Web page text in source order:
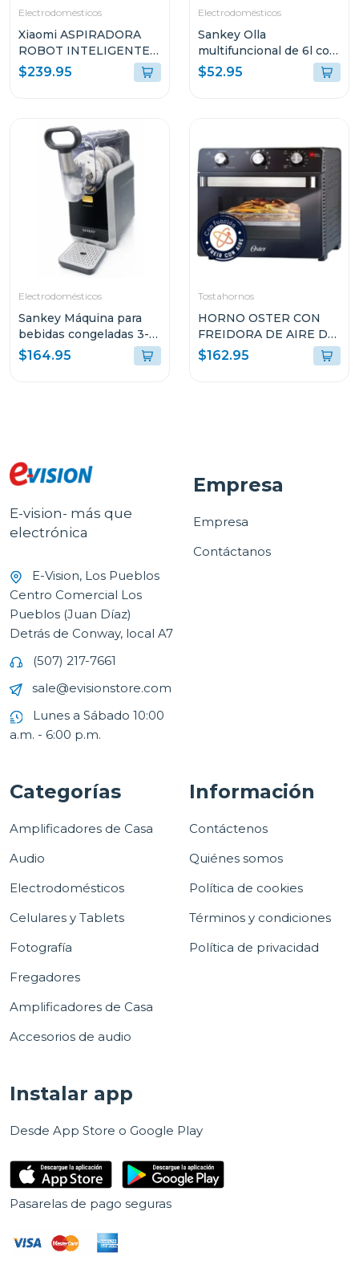
Electrodomésticos
Xiaomi ASPIRADORA
ROBOT INTELIGENTE
2-EN-1 SUCCIÓN
10000PA SENSOR LDS
$239.95
Electrodomésticos
Sankey Olla
multifuncional de 6l con
15 funciones para
cocinar ke65d
$52.95
Electrodomésticos
Sankey Máquina para
bebidas congeladas 3-
en-1 con pantalla tactil
sl2001
$164.95
Tostahornos
HORNO OSTER CON
FREIDORA DE AIRE DE
22L CON
RECUBRIMIENTO
$162.95
E-vision- más que
electrónica
E-Vision, Los Pueblos
Centro Comercial Los
Pueblos (Juan Díaz)
Detrás de Conway, local A7
(507) 217-7661
sale@evisionstore.com
Lunes a Sábado 10:00
a.m. - 6:00 p.m.
Empresa
Empresa
Contáctanos
Categorías
Amplificadores de Casa
Audio
Electrodomésticos
Celulares y Tablets
Fotografía
Fregadores
Amplificadores de Casa
Accesorios de audio
Información
Contáctenos
Quiénes somos
Política de cookies
Términos y condiciones
Política de privacidad
Instalar app
Desde App Store o Google Play
Pasarelas de pago seguras